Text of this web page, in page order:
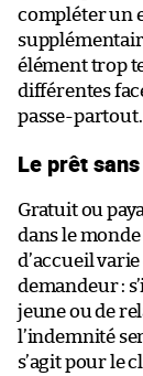
compléter un
élément trop
différentes
passe-
Le prêt
Gratuit ou
dans le
d’accueil
demandeur :
jeune ou de
l’indemnité
s’agit pour le